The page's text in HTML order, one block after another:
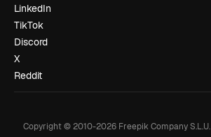
LinkedIn
TikTok
Discord
X
Reddit
Copyright © 2010-2026Freepik Company S.L.U.